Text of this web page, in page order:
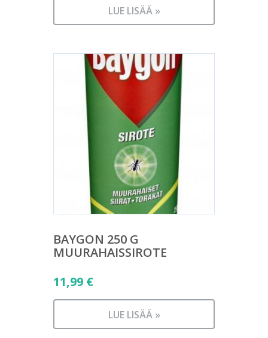
LUE LISÄÄ »
BAYGON 250 G
MUURAHAISSIROTE
11,99 €
LUE LISÄÄ »